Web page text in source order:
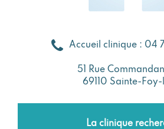
Accueil clinique : 04
51 Rue
69110 Sainte-
La clinique